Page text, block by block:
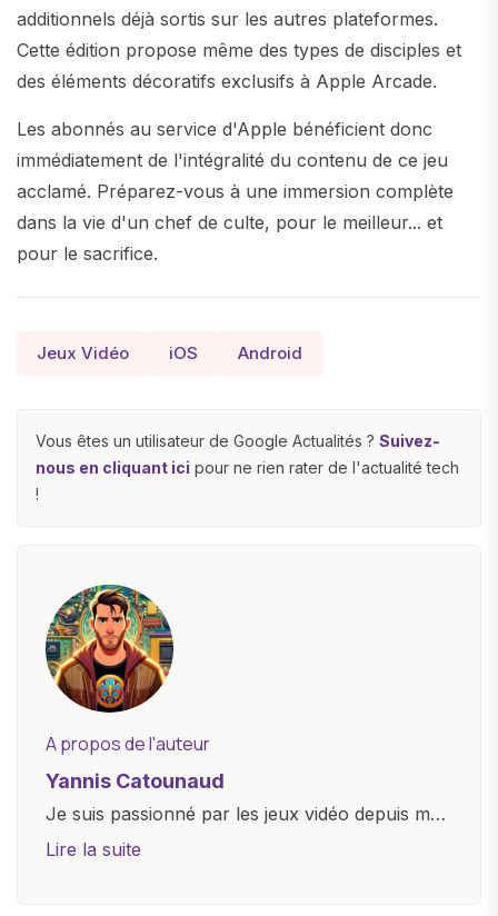
additionnels déjà sortis sur les autres plateformes.
Cette édition propose même des types de disciples et
des éléments décoratifs exclusifs à Apple Arcade.
Les abonnés au service d'Apple bénéficient donc
immédiatement de l'intégralité du contenu de ce jeu
acclamé. Préparez-vous à une immersion complète
dans la vie d'un chef de culte, pour le meilleur... et
pour le sacrifice.
Jeux Vidéo iOS Android
Vous êtes un utilisateur de Google Actualités ? Suivez-
nous en cliquant ici pour ne rien rater de l'actualité tech
!
A propos de l'auteur
Yannis Catounaud
Je suis passionné par les jeux vidéo depuis mon
plus jeune âge. Mon amour pour l'univers
Lire la suite